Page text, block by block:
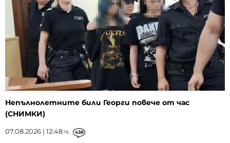
Непълнолетните били Георги повече от час
(СНИМКИ)
07.08.2026 | 12:48 ч. 438